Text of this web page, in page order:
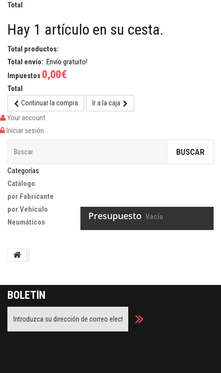
Total
Hay 1 artículo en su cesta.
Total productos:
Total envío: Envío gratuito!
Impuestos 0,00€
Total
Continuar la compra Ir a la caja
Your account
Iniciar sesión
BUSCAR
Categorías
Catálogo
por Fabricante
por Vehículo
Neumáticos
Presupuesto Vacío
BOLETÍN